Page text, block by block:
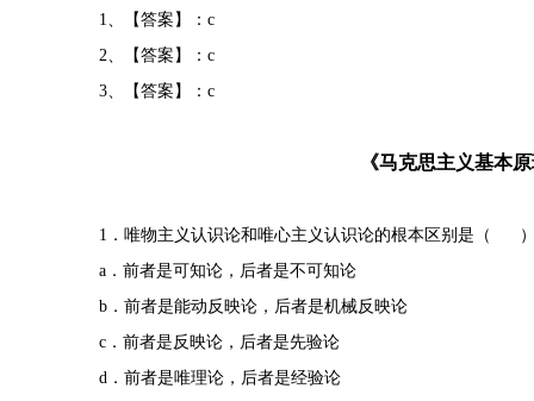
1、【答案】：c
2、【答案】：c
3、【答案】：c
《马克思主义基本原
1．唯物主义认识论和唯心主义认识论的根本区别是（
a．前者是可知论，后者是不可知论
b．前者是能动反映论，后者是机械反映论
c．前者是反映论，后者是先验论
d．前者是唯理论，后者是经验论